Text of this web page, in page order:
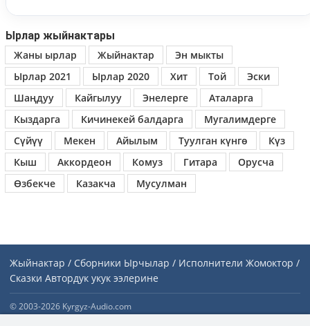
Ырлар жыйнактары
Жаны ырлар
Жыйнактар
Эн мыкты
Ырлар 2021
Ырлар 2020 Хит Той
Эски
Шаңдуу
Кайгылуу Энелерге
Аталарга
Кыздарга
Кичинекей балдарга
Мугалимдерге
Сүйүү
Мекен Айылым Туулган күнгө
Күз
Кыш
Аккордеон Комуз Гитара
Орусча
Өзбекче
Казакча Мусулман
Жыйнактар / Сборники Ырчылар / Исполнители Жомоктор /
Сказки Автордук укук ээлерине
© 2003-2026 Kyrgyz-Audio.com